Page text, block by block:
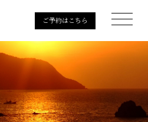
ご予約はこちら